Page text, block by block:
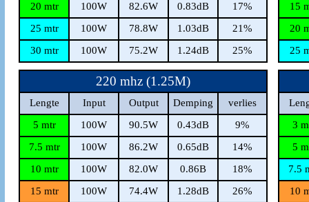
20 mtr
100W 82.6W 0.83dB
17%
25 mtr
100W 78.8W 1.03dB
21%
30 mtr
100W 75.2W 1.24dB 25%
15
20
25
220 mhz (1.25M)
Lengte Input Output Demping
verlies
5 mtr
100W 90.5W 0.43dB
9%
7.5 mtr
100W 86.2W 0.65dB
14%
10 mtr
100W 82.0W 0.86B
18%
15 mtr
100W 74.4W 1.28dB 26%
3
5
7.5
10